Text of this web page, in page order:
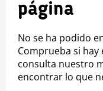
página
No se ha podido
Comprueba si
consulta nuestro
encontrar lo que